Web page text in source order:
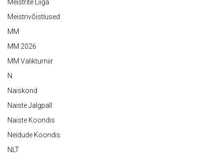
Meistrite Liiga
Meistrivõistlused
MM
MM 2026
MM Valikturniir
N
Naiskond
Naiste Jalgpall
Naiste Koondis
Neidude Koondis
NLT